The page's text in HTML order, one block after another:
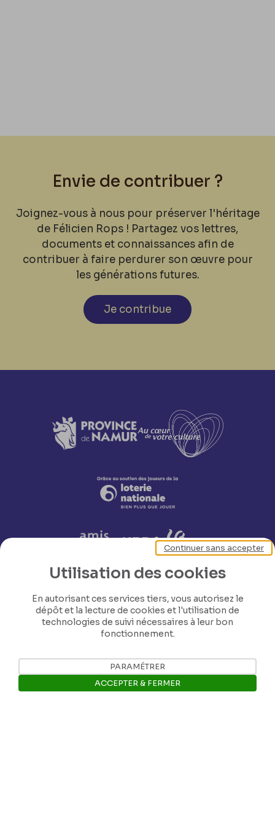
Envie de contribuer ?
Joignez-vous à nous pour préserver l'héritage
de Félicien Rops ! Partagez vos lettres,
documents et connaissances afin de
contribuer à faire perdurer son œuvre pour
les générations futures.
Je contribue
Nos coordonnées
Tél: +32 81 77 67 55
E-mail: info@museerops.be
Utilisation des cookies
En autorisant ces services tiers, vous autorisez le
dépôt et la lecture de cookies et l'utilisation de
technologies de suivi nécessaires à leur bon
fonctionnement.
Continuer sans accepter
PARAMÉTRER
ACCEPTER & FERMER